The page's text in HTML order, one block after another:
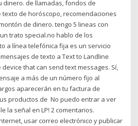
dinero. de llamadas, fondos de
de horóscopo, recomendaciones
de dinero. tengo 5 lineas con
trato special.no hablo de los
a línea telefónica fija es un servicio
de texto a Text to Landline
that can send text messages. Sí,
a más de un número fijo al
aparecerán en tu factura de
productos de No puedo entrar a ver
la señal en LP! 2 comentarios.
usar correo electrónico y publicar